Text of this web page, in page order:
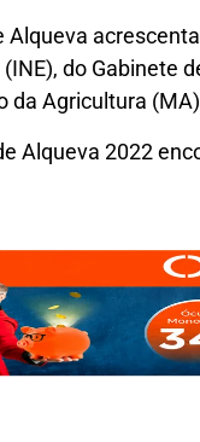
Alqueva
do Gabinete
da Agricultura
Alqueva 2022